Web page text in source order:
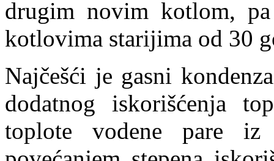
drugim novim kotlom,
kotlovima starijima od 30
Najčešći je gasni
dodatnog iskorišćenja
toplote vodene pare iz